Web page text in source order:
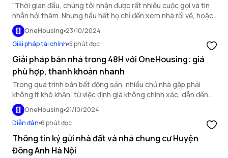
“Thời gian đầu, chúng tôi nhận được rất nhiều cuộc gọi và tin
nhắn hỏi thăm. Nhưng hầu hết họ chỉ đến xem nhà rồi về, hoặc
đưa ra những mức giá quá thấp so với mong đợi của chúng tôi.”
OneHousing 23/10/2024
Giải pháp tài chính 5 phút đọc
Giải pháp bán nhà trong 48H với OneHousing: giá
phù hợp, thanh khoản nhanh
Trong quá trình bán bất động sản, nhiều chủ nhà gặp phải
không ít khó khăn, từ việc định giá không chính xác, dẫn đến
không đạt được giá trị kỳ vọng, đến việc mất nhiều thời gian và
công sức để tìm kiếm khách hàng tiềm năng. Để giải quyết
những thách thức này, OneHousing đã triển khai một giải pháp
tiên tiến mang tên "Bán nhà nhanh trong 48 giờ".
OneHousing 21/10/2024
Diễn đàn 6 phút đọc
Thông tin ký gửi nhà đất và nhà chung cư Huyện
Đông Anh Hà Nội